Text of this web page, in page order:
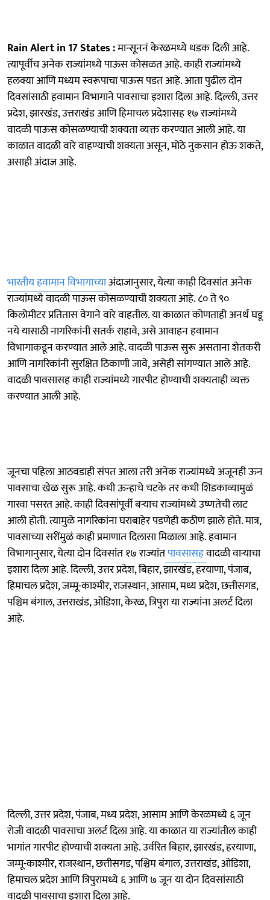
Rain Alert in 17 States :मान्सूननं केरळमध्ये धडक दिली आहे.
त्यापूर्वीच अनेक राज्यांमध्ये पाऊस कोसळत आहे. काही राज्यांमध्ये
हलक्या आणि मध्यम स्वरूपाचा पाऊस पडत आहे. आता पुढील दोन
दिवसांसाठी हवामान विभागाने पावसाचा इशारा दिला आहे. दिल्ली, उत्तर
प्रदेश, झारखंड, उत्तराखंड आणि हिमाचल प्रदेशासह १७ राज्यांमध्ये
वादळी पाऊस कोसळण्याची शक्यता व्यक्त करण्यात आली आहे. या
काळात वादळी वारे वाहण्याची शक्यता असून, मोठे नुकसान होऊ शकते,
असाही अंदाज आहे.
भारतीय हवामान विभागाच्याअंदाजानुसार, येत्या काही दिवसांत अनेक
राज्यांमध्ये वादळी पाऊस कोसळण्याची शक्यता आहे. ८० ते ९०
किलोमीटर प्रतितास वेगाने वारे वाहतील. या काळात कोणताही अनर्थ घडू
नये यासाठी नागरिकांनी सतर्क राहावे, असे आवाहन हवामान
विभागाकडून करण्यात आले आहे. वादळी पाऊस सुरू असताना शेतकरी
आणि नागरिकांनी सुरक्षित ठिकाणी जावे, असेही सांगण्यात आले आहे.
वादळी पावसासह काही राज्यांमध्ये गारपीट होण्याची शक्यताही व्यक्त
करण्यात आली आहे.
जूनचा पहिला आठवडाही संपत आला तरी अनेक राज्यांमध्ये अजूनही ऊन
पावसाचा खेळ सुरू आहे. कधी ऊन्हाचे चटके तर कधी शिडकाव्यामुळं
गारवा पसरत आहे. काही दिवसांपूर्वी बऱ्याच राज्यांमध्ये उष्णतेची लाट
आली होती. त्यामुळे नागरिकांना घराबाहेर पडणेही कठीण झाले होते. मात्र,
पावसाच्या सरींमुळं काही प्रमाणात दिलासा मिळाला आहे. हवामान
विभागानुसार, येत्या दोन दिवसांत १७ राज्यांतपावसासहवादळी वाऱ्याचा
इशारा दिला आहे. दिल्ली, उत्तर प्रदेश, बिहार, झारखंड, हरयाणा, पंजाब,
हिमाचल प्रदेश, जम्मू-काश्मीर, राजस्थान, आसाम, मध्य प्रदेश, छत्तीसगड,
पश्चिम बंगाल, उत्तराखंड, ओडिशा, केरळ, त्रिपुरा या राज्यांना अलर्ट दिला
आहे.
दिल्ली, उत्तर प्रदेश, पंजाब, मध्य प्रदेश, आसाम आणि केरळमध्ये ६ जून
रोजी वादळी पावसाचा अलर्ट दिला आहे. या काळात या राज्यांतील काही
भागांत गारपीट होण्याची शक्यता आहे. उर्वरित बिहार, झारखंड, हरयाणा,
जम्मू-काश्मीर, राजस्थान, छत्तीसगड, पश्चिम बंगाल, उत्तराखंड, ओडिशा,
हिमाचल प्रदेश आणि त्रिपुरामध्ये ६ आणि ७ जून या दोन दिवसांसाठी
वादळी पावसाचा इशारा दिला आहे.